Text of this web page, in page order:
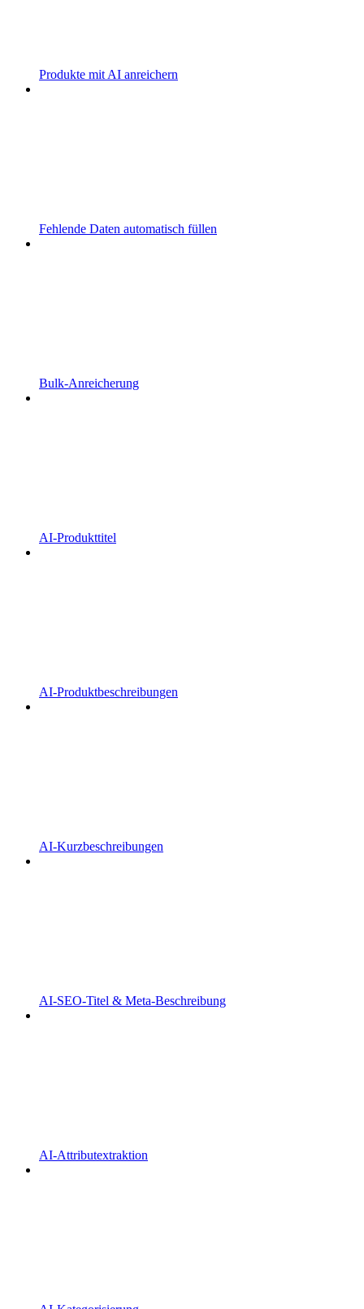
Produkte mit AI anreichern
Fehlende Daten automatisch füllen
Bulk-Anreicherung
AI-Produkttitel
AI-Produktbeschreibungen
AI-Kurzbeschreibungen
AI-SEO-Titel & Meta-Beschreibung
AI-Attributextraktion